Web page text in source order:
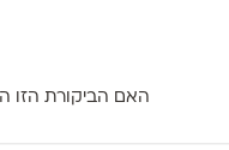
האם הביקורת הזו